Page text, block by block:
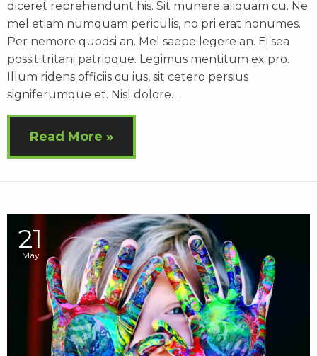
diceret reprehendunt his. Sit munere aliquam cu. Ne
mel etiam numquam periculis, no pri erat nonumes.
Per nemore quodsi an. Mel saepe legere an. Ei sea
possit tritani patrioque. Legimus mentitum ex pro.
Illum ridens officiis cu ius, sit cetero persius
signiferumque et. Nisl dolore…
Read More
21
May